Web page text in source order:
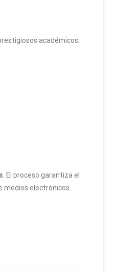
académicos:
. El proceso garantiza el
medios electrónicos.